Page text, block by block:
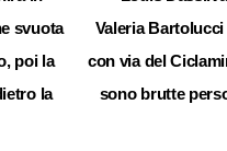
Valeria
con via del
sono brutte
svuota
poi la
la